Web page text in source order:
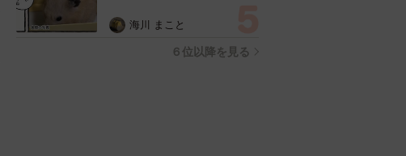
「急に老けた？」【漫画】
海川 まこと
６位以降を見る